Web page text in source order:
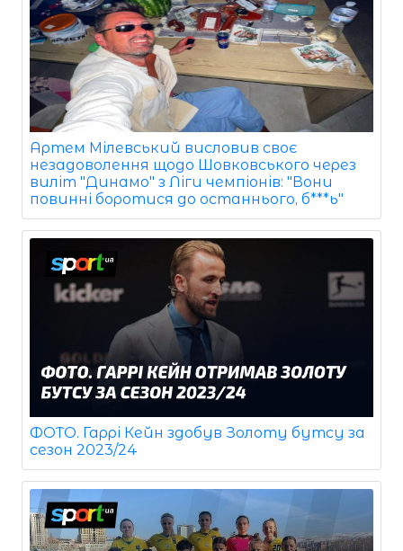
Артем Мілевський висловив своє
незадоволення щодо Шовковського через
виліт "Динамо" з Ліги чемпіонів: "Вони
повинні боротися до останнього, б***ь"
ФОТО. Гаррі Кейн здобув Золоту бутсу за
сезон 2023/24